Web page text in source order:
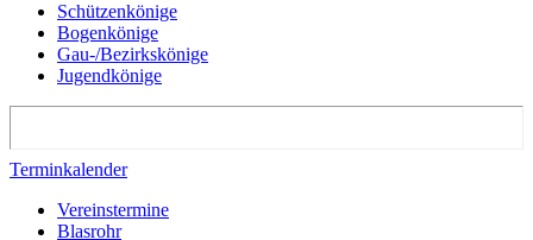
Schützenkönige
Bogenkönige
Gau-/Bezirkskönige
Jugendkönige
Terminkalender
Vereinstermine
Blasrohr